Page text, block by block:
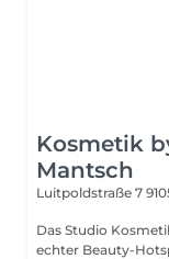
Kosmetik
Mantsch
Luitpoldstraße 7
Das Studio
echter Beauty-